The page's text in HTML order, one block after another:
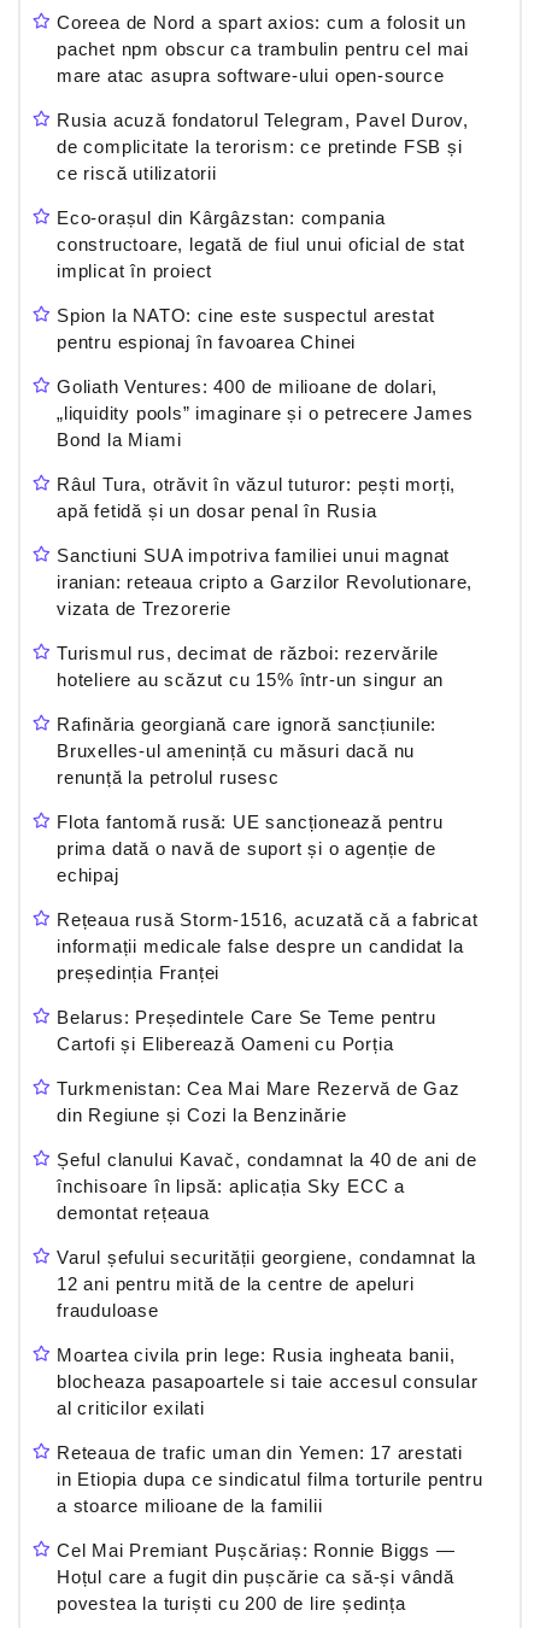
Coreea de Nord a spart axios: cum a folosit un
pachet npm obscur ca trambulin pentru cel mai
mare atac asupra software-ului open-source
Rusia acuză fondatorul Telegram, Pavel Durov,
de complicitate la terorism: ce pretinde FSB și
ce riscă utilizatorii
Eco-orașul din Kârgâzstan: compania
constructoare, legată de fiul unui oficial de stat
implicat în proiect
Spion la NATO: cine este suspectul arestat
pentru espionaj în favoarea Chinei
Goliath Ventures: 400 de milioane de dolari,
„liquidity pools” imaginare și o petrecere James
Bond la Miami
Râul Tura, otrăvit în văzul tuturor: pești morți,
apă fetidă și un dosar penal în Rusia
Sanctiuni SUA impotriva familiei unui magnat
iranian: reteaua cripto a Garzilor Revolutionare,
vizata de Trezorerie
Turismul rus, decimat de război: rezervările
hoteliere au scăzut cu 15% într-un singur an
Rafinăria georgiană care ignoră sancțiunile:
Bruxelles-ul amenință cu măsuri dacă nu
renunță la petrolul rusesc
Flota fantomă rusă: UE sancționează pentru
prima dată o navă de suport și o agenție de
echipaj
Rețeaua rusă Storm-1516, acuzată că a fabricat
informații medicale false despre un candidat la
președinția Franței
Belarus: Președintele Care Se Teme pentru
Cartofi și Eliberează Oameni cu Porția
Turkmenistan: Cea Mai Mare Rezervă de Gaz
din Regiune și Cozi la Benzinărie
Șeful clanului Kavač, condamnat la 40 de ani de
închisoare în lipsă: aplicația Sky ECC a
demontat rețeaua
Varul șefului securității georgiene, condamnat la
12 ani pentru mită de la centre de apeluri
frauduloase
Moartea civila prin lege: Rusia ingheata banii,
blocheaza pasapoartele si taie accesul consular
al criticilor exilati
Reteaua de trafic uman din Yemen: 17 arestati
in Etiopia dupa ce sindicatul filma torturile pentru
a stoarce milioane de la familii
Cel Mai Premiant Pușcăriaș: Ronnie Biggs —
Hoțul care a fugit din pușcărie ca să-și vândă
povestea la turiști cu 200 de lire ședința